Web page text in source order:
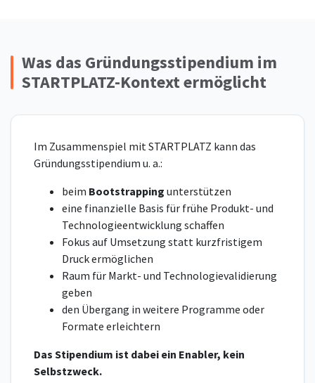
Was das Gründungsstipendium im
STARTPLATZ-Kontext ermöglicht
Im Zusammenspiel mit STARTPLATZ kann das
Gründungsstipendium u. a.:
beim Bootstrapping unterstützen
eine finanzielle Basis für frühe Produkt- und
Technologieentwicklung schaffen
Fokus auf Umsetzung statt kurzfristigem
Druck ermöglichen
Raum für Markt- und Technologievalidierung
geben
den Übergang in weitere Programme oder
Formate erleichtern
Das Stipendium ist dabei ein Enabler, kein
Selbstzweck.